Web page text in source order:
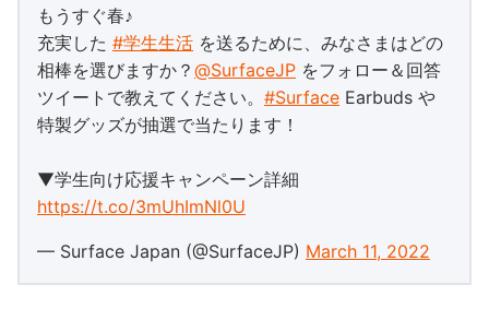
もうすぐ春♪
充実した #学生生活 を送るために、みなさまはどの
相棒を選びますか？ @SurfaceJP をフォロー＆回答
ツイートで教えてください。 #Surface Earbuds や
特製グッズが抽選で当たります！
▼学生向け応援キャンペーン詳細
https://t.co/3mUhImNl0U
— Surface Japan (@SurfaceJP) March 11, 2022